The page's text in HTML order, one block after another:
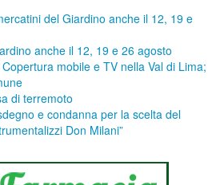
del Giardino anche il 12, 19 e
anche il 12, 19 e 26 agosto
​Copertura mobile e TV nella Val di Lima;
di terremoto
e condanna per la scelta del
Don Milani”